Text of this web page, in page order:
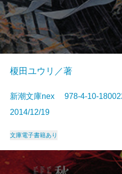
榎田ユウリ／著
新潮文庫nex 978-4-10-
2014/12/19
文庫電子書籍あり